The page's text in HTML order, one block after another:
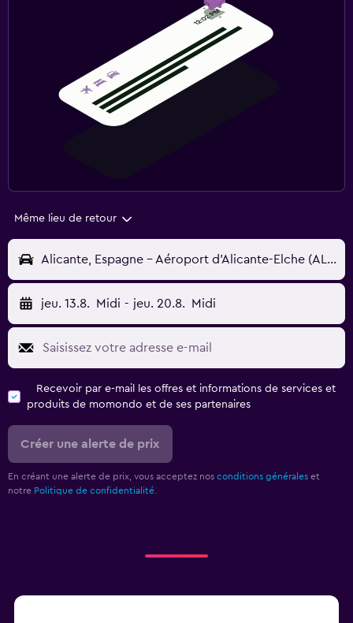
Même lieu de retour
Alicante, Espagne - Aéroport d'Alicante-Elche (ALC)
jeu. 13.8. Midi - jeu. 20.8. Midi
Recevoir par e-mail les offres et informations de services et
produits de momondo et de ses partenaires
Créer une alerte de prix
En créant une alerte de prix, vous acceptez nos conditions générales et
notre Politique de confidentialité.